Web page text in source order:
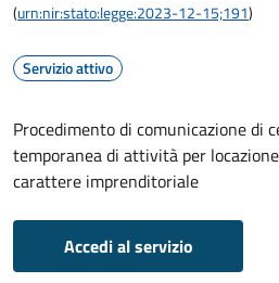
(urn:nir:stato:legge:2023-12-15;191)
Servizio attivo
Procedimento di comunicazione di
temporanea di attività per
carattere imprenditoriale
Accedi al servizio